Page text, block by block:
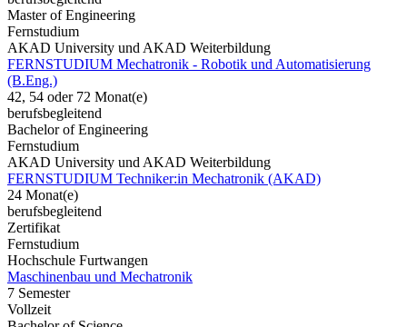
Master of Engineering
Fernstudium
AKAD University und AKAD Weiterbildung
FERNSTUDIUM Mechatronik - Robotik und Automatisierung
(B.Eng.)
42, 54 oder 72 Monat(e)
berufsbegleitend
Bachelor of Engineering
Fernstudium
AKAD University und AKAD Weiterbildung
FERNSTUDIUM Techniker:in Mechatronik (AKAD)
24 Monat(e)
berufsbegleitend
Zertifikat
Fernstudium
Hochschule Furtwangen
Maschinenbau und Mechatronik
7 Semester
Vollzeit